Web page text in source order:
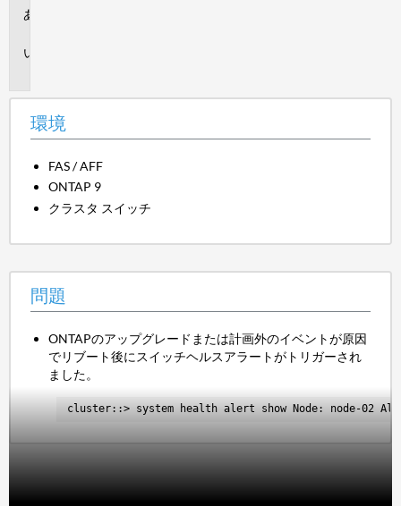
環境
FAS / AFF
ONTAP 9
クラスタ スイッチ
問題
ONTAPのアップグレードまたは計画外のイベントが原因
でリブート後にスイッチヘルスアラートがトリガーされ
ました。
cluster::> system health alert show Node: node-02